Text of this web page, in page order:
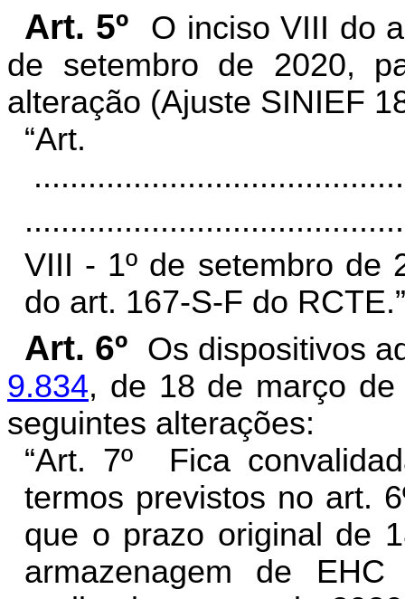
Art. 5º
O inciso VIII do
de setembro de 2020,
alteração (Ajuste SINIEF
VIII - 1º de setembro de
do art. 167-S-F do
Art. 6º Os dispositivos
9.834, de 18 de março
seguintes alterações:
“Art. 7º Fica
termos previstos no art.
que o prazo original de
armazenagem de